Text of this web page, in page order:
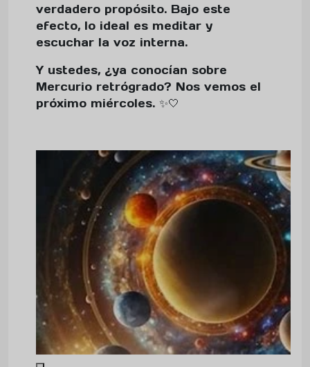
verdadero propósito. Bajo este
efecto, lo ideal es meditar y
escuchar la voz interna.
Y ustedes, ¿ya conocían sobre
Mercurio retrógrado? Nos vemos el
próximo miércoles. ✨🤍